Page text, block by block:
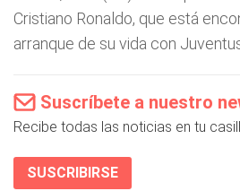
Cristiano Ronaldo, que está
arranque de su vida con
Suscríbete a nuestro
Recibe todas las noticias en tu
SUSCRIBIRSE